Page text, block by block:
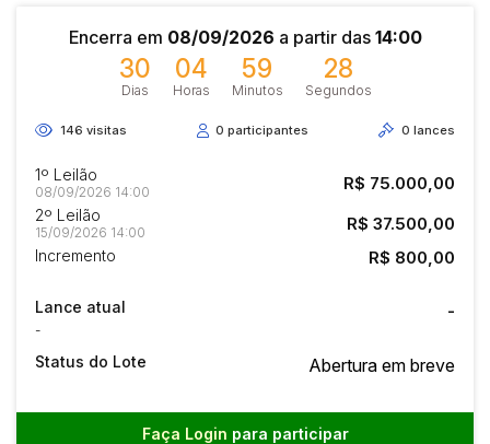
Encerra em 08/09/2026 a partir das 14:00
30
Dias
04
Horas
59
Minutos
27
Segundos
146 visitas 0participantes 0 lances
1º Leilão
08/09/2026 14:00 R$ 75.000,00
2º Leilão
15/09/2026 14:00 R$ 37.500,00
Incremento R$ 800,00
Lance atual
-
-
Status do Lote Abertura em breve
Faça Login para participar